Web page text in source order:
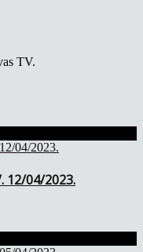
TV.
12/04/2023.